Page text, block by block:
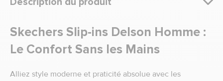
Skechers Slip-ins Delson Homme :
Le Confort Sans les Mains
Alliez style moderne et praticité absolue avec les